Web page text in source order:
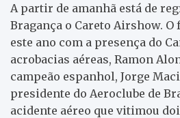
A partir de amanhã está de
Bragança o Careto Airshow. O
este ano com a presença do
acrobacias aéreas, Ramon
campeão espanhol, Jorge
presidente do Aeroclube de
acidente aéreo que vitimou